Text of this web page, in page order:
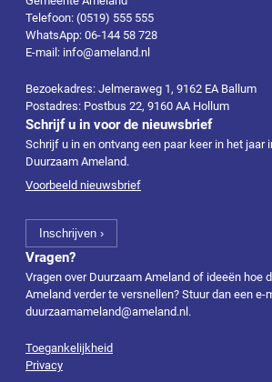
Telefoon: (0519) 555 555
WhatsApp: 06-144 58 728
E-mail: info@ameland.nl
Bezoekadres: Jelmeraweg 1, 9162 EA Ballum
Postadres: Postbus 22, 9160 AA Hollum
Schrijf u in voor de nieuwsbrief
Schrijf u in en ontvang een paar keer in het jaar
Duurzaam Ameland.
Voorbeeld nieuwsbrief
Vragen?
Vragen over Duurzaam Ameland of ideeën hoe
Ameland verder te versnellen? Stuur dan een e-
duurzaamameland@ameland.nl.
Toegankelijkheid
Privacy